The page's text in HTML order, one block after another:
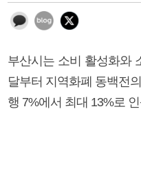
부산시는 소비 활성화와
달부터 지역화폐 동백전
행 7%에서 최대 13%로